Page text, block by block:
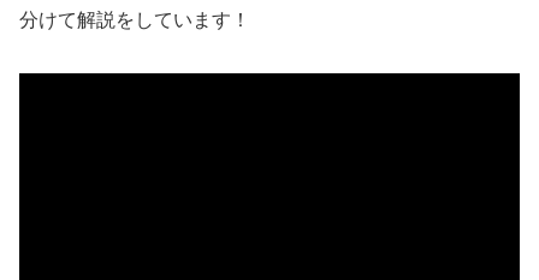
分けて解説をしています！